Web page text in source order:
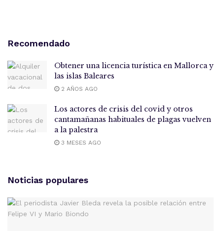
Recomendado
Obtener una licencia turística en Mallorca y
las islas Baleares
2 AÑOS AGO
Los actores de crisis del covid y otros
cantamañanas habituales de plagas vuelven
a la palestra
3 MESES AGO
Noticias populares